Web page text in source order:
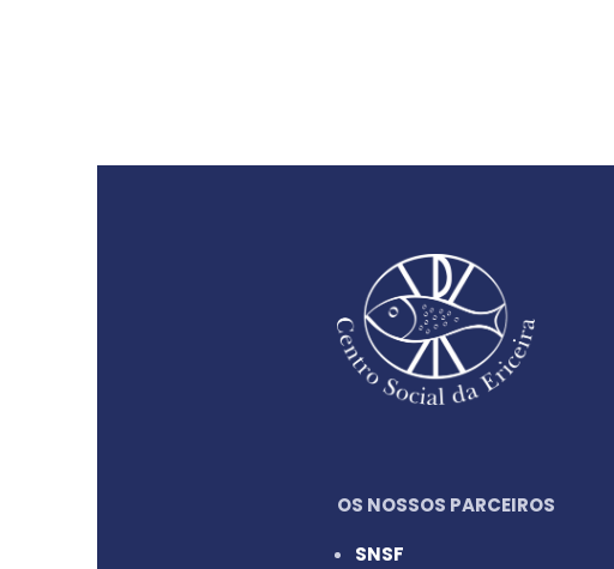
OS NOSSOS PARCEIROS
SNSF